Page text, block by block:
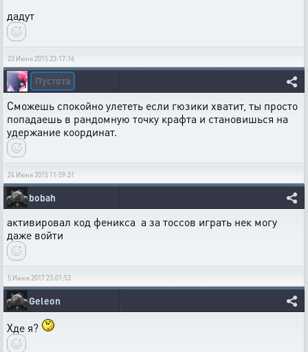
дадут
23 Июня 2015 23:17:16
Пустота
Сможешь спокойно улететь если гюзики хватит, ты просто
попадаешь в рандомную точку крафта и становишься на
удержание координат.
24 Июня 2015 11:59:31
bobah
активировал код феникса а за тоссов играть нек могу
даже войти
5 Июня 2017 23:01:53
Geleon
Хде я?